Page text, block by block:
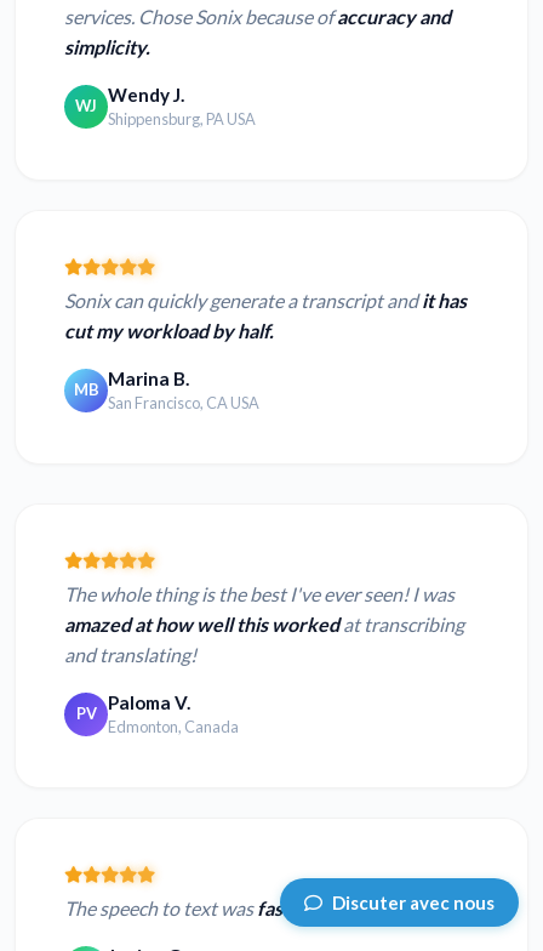
services. Chose Sonix because ofaccuracy and
simplicity.
WJ Wendy J.
Shippensburg, PA USA
Sonix can quickly generate a transcript andit has
cut my workload by half.
MB Marina B.
San Francisco, CA USA
The whole thing is the best I've ever seen! I was
amazed at how well this workedat transcribing
and translating!
PV Paloma V.
Edmonton, Canada
The speech to text wasfast and very accurate.
Discuter avec nous